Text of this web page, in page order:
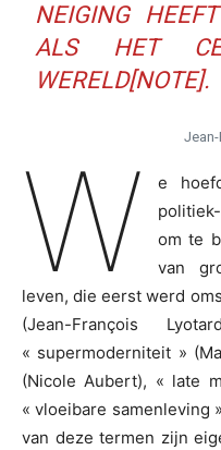
NEIGING
ALS HET
WERELD[NOTE].
W
e
om te
van
leven, die eerst werd
(Jean-François
« supermoderniteit »
(Nicole Aubert), « late
« vloeibare samenleving
van deze termen zijn